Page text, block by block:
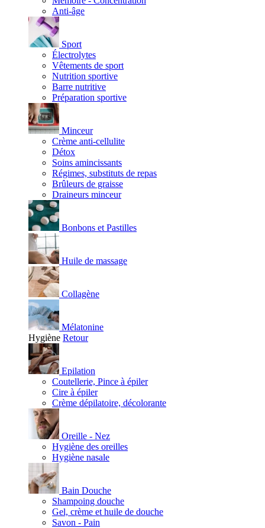
Anti-âge
Sport
Électrolytes
Vêtements de sport
Nutrition sportive
Barre nutritive
Préparation sportive
Minceur
Crème anti-cellulite
Détox
Soins amincissants
Régimes, substituts de repas
Brûleurs de graisse
Draineurs minceur
Bonbons et Pastilles
Huile de massage
Collagène
Mélatonine
Hygiène Retour
Epilation
Coutellerie, Pince à épiler
Cire à épiler
Crème dépilatoire, décolorante
Oreille - Nez
Hygiène des oreilles
Hygiène nasale
Bain Douche
Shampoing douche
Gel, crème et huile de douche
Savon - Pain